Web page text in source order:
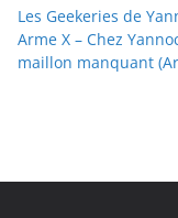
Les Geekeries de
Arme X – Chez
maillon manquant